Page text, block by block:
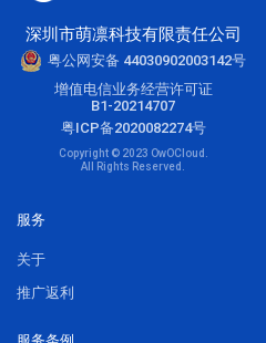
深圳市萌凛科技有限责任公司
粤公网安备 44030902003142号
增值电信业务经营许可证
B1-20214707
粤ICP备2020082274号
Copyright © 2023 OwOCloud.
All Rights Reserved.
服务
关于
推广返利